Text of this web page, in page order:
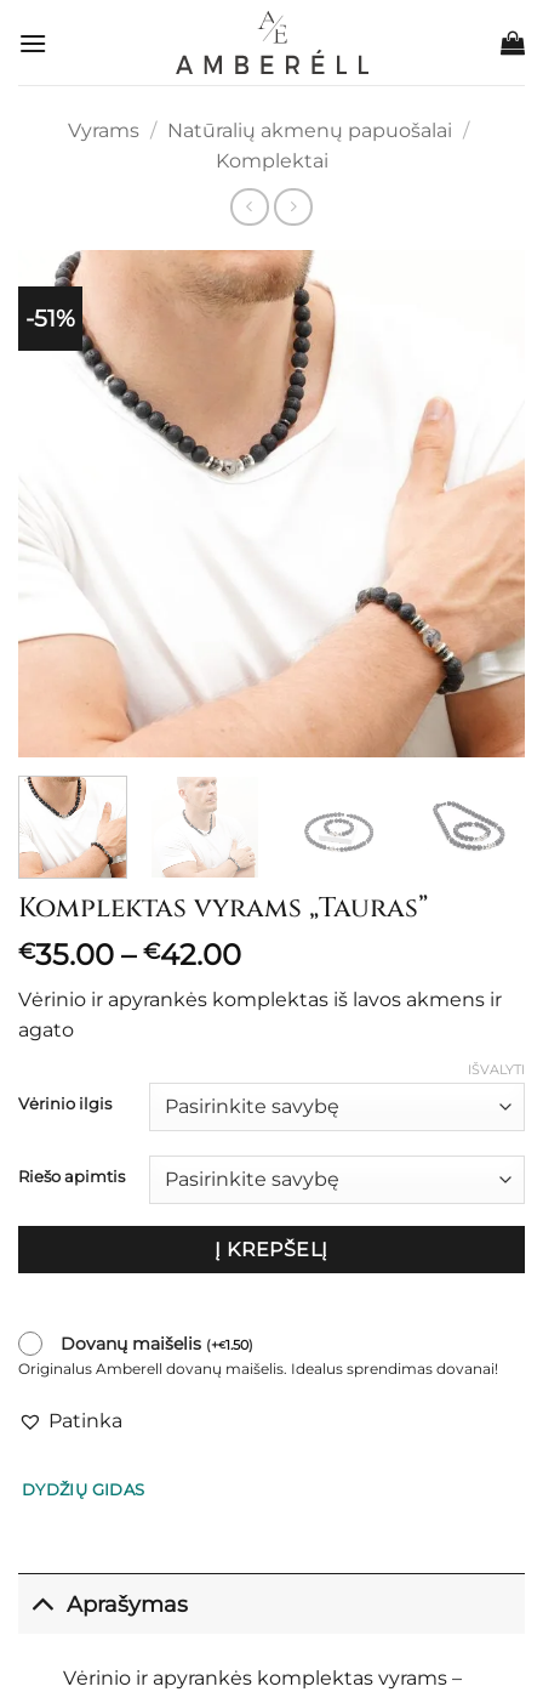
Vyrams / Natūralių akmenų papuošalai /
Komplektai
-51%
Komplektas vyrams „Tauras”
€35.00 – €42.00Price
range:
€35.00
Vėrinio ir apyrankės komplektas iš lavos akmens ir
agato
Vėrinio ilgis
Riešo apimtis
IŠVALYTI
Į KREPŠELĮ
Dovanų maišelis (+€1.50)
Originalus Amberell dovanų maišelis. Idealus sprendimas dovanai!
Patinka
DYDŽIŲ GIDAS
Aprašymas
Vėrinio ir apyrankės komplektas vyrams –